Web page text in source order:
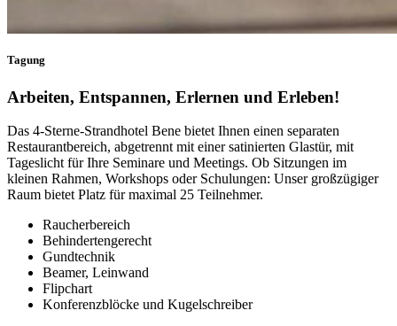
Tagung
Arbeiten, Entspannen, Erlernen und Erleben!
Das 4-Sterne-Strandhotel Bene bietet Ihnen einen separaten
Restaurantbereich, abgetrennt mit einer satinierten Glastür, mit
Tageslicht für Ihre Seminare und Meetings. Ob Sitzungen im
kleinen Rahmen, Workshops oder Schulungen: Unser großzügiger
Raum bietet Platz für maximal 25 Teilnehmer.
Raucherbereich
Behindertengerecht
Gundtechnik
Beamer, Leinwand
Flipchart
Konferenzblöcke und Kugelschreiber